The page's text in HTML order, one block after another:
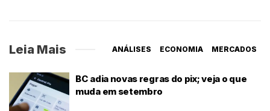
Leia Mais ANÁLISES ECONOMIA MERCADOS
BC adia novas regras do pix; veja o que
muda em setembro